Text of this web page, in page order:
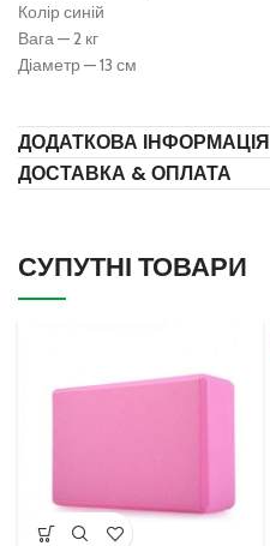
Колір синій
Вага — 2 кг
Діаметр — 13 см
ДОДАТКОВА ІНФОРМАЦІЯ
ДОСТАВКА & ОПЛАТА
СУПУТНІ ТОВАРИ